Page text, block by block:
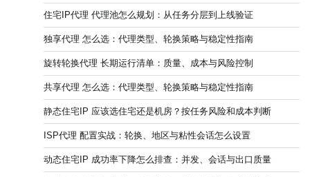
住宅IP代理 代理池怎么规划：从任务分层到上线验证
独享代理 怎么选：代理类型、轮换策略与稳定性指南
旋转轮换代理 长期运行清单：质量、成本与风险控制
共享代理 怎么选：代理类型、轮换策略与稳定性指南
静态住宅IP 应该选住宅还是机房？按任务风险和成本判断
ISP代理 配置实战：轮换、地区与粘性会话怎么设置
动态住宅IP 成功率下降怎么排查：并发、会话与出口质量